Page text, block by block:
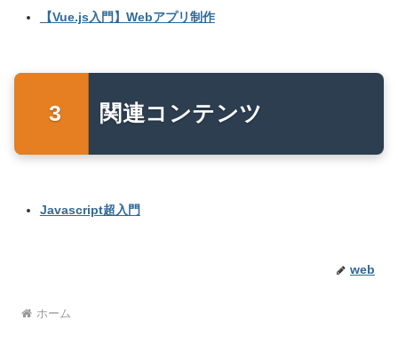
【Vue.js入門】Webアプリ制作
関連コンテンツ
Javascript超入門
web
ホーム